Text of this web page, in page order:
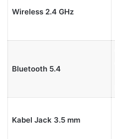
Wireless 2.4 GHz
Bluetooth 5.4
Kabel Jack 3.5 mm